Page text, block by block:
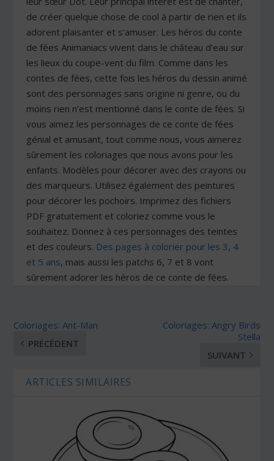
de créer quelque chose de cool à partir de rien et ils
adorent plaisanter et s’amuser. Les héros du conte
de fées Animaniacs vivent dans le château d’eau sur
les lieux du coupe-vent du film. Comme dans les
contes de fées, cette fois les héros du dessin animé
sont des personnages sans origine ni genre, ou du
moins rien n’est mentionné dans le conte de fées. Si
vous aimez les personnages de ce conte de fées
génial et amusant, tout comme nous, vous aimerez
sûrement les coloriages que nous avons pour les
enfants. Modèles pour décorer avec des crayons ou
des marqueurs. Utilisez également des peintures
pour décorer les pochoirs. Imprimez des fichiers
PDF gratuitement et coloriez comme vous le
souhaitez. Donnez à ces personnages des teintes
et des couleurs. Des pages à colorier pour les 3, 4
et 5 ans, mais aussi les patchs 6, 7 et 8 vont
sûrement adorer les héros de ce conte de fées.
Coloriages: Ant-Man
PRÉCÉDENT
Coloriages: Angry Birds
Stella
SUIVANT
ARTICLES SIMILAIRES